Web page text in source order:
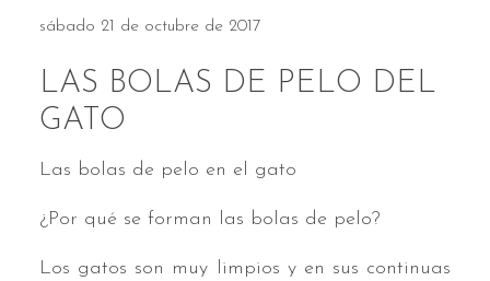
sábado 21 de octubre de 2017
LAS BOLAS DE PELO DEL
GATO
Las bolas de pelo en el gato
¿Por qué se forman las bolas de pelo?
Los gatos son muy limpios y en sus continuas